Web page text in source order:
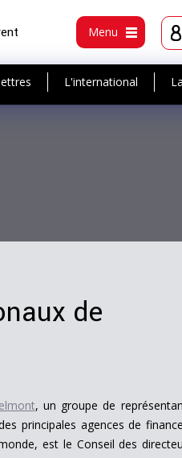
Menu
L'international
de
, un groupe de
principales agences de
est le Conseil des